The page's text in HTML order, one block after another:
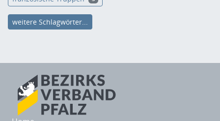
weitere Schlagwörter...